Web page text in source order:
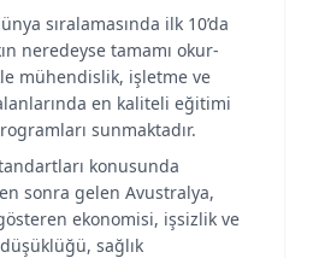
sıralamasında ilk 10’da
neredeyse tamamı okur-
mühendislik, işletme ve
en kaliteli eğitimi
sunmaktadır.
konusunda
sonra gelen Avustralya,
ekonomisi, işsizlik ve
sağlık